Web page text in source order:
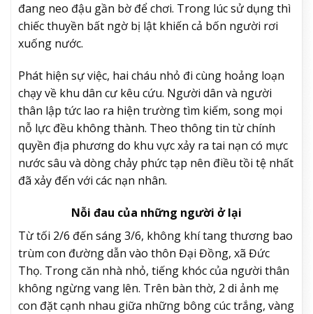
đang neo đậu gần bờ để chơi. Trong lúc sử dụng thì
chiếc thuyền bất ngờ bị lật khiến cả bốn người rơi
xuống nước.
Phát hiện sự việc, hai cháu nhỏ đi cùng hoảng loạn
chạy về khu dân cư kêu cứu. Người dân và người
thân lập tức lao ra hiện trường tìm kiếm, song mọi
nỗ lực đều không thành. Theo thông tin từ chính
quyền địa phương do khu vực xảy ra tai nạn có mực
nước sâu và dòng chảy phức tạp nên điều tồi tệ nhất
đã xảy đến với các nạn nhân.
Nỗi đau của những người ở lại
Từ tối 2/6 đến sáng 3/6, không khí tang thương bao
trùm con đường dẫn vào thôn Đại Đồng, xã Đức
Thọ. Trong căn nhà nhỏ, tiếng khóc của người thân
không ngừng vang lên. Trên bàn thờ, 2 di ảnh mẹ
con đặt cạnh nhau giữa những bông cúc trắng, vàng